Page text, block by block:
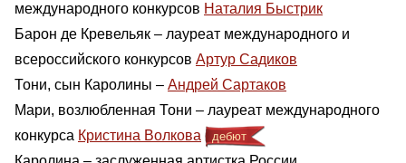
международного конкурсов Наталия Быстрик
Барон де Кревельяк – лауреат международного и
всероссийского конкурсов Артур Садиков
Тони, сын Каролины – Андрей Сартаков
Мари, возлюбленная Тони – лауреат международного
конкурса Кристина Волкова дебют